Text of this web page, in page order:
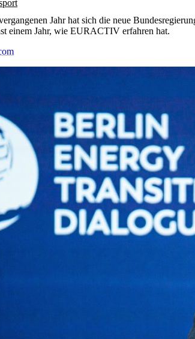
Jahr hat sich die neue
einem Jahr, wie EURACTIV erfahren hat.